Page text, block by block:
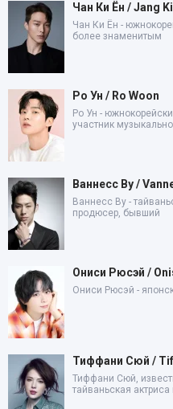
Чан Ки Ён / Jang
Чан Ки Ён -
более знаменитым
Ро Ун / Ro Woon
Ро Ун -
участник
Ваннесс Ву /
Ваннесс Ву -
продюсер, бывший
Ониси Рюсэй /
Ониси Рюсэй -
Тиффани Сюй /
Тиффани Сюй,
тайваньская актриса